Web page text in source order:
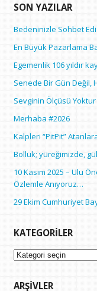
SON YAZILAR
Bedeninizle Sohbet
En Büyük Pazarlama
Egemenlik 106 yıldır
Senede Bir Gün Değil,
Sevginin Ölçüsü Yoktur
Merhaba #2026
Kalpleri “PitPit”
Bolluk; yüreğimizde,
10 Kasım 2025 – Ulu
Özlemle Anıyoruz…
29 Ekim Cumhuriyet
KATEGORILER
Kategoriler
ARŞIVLER